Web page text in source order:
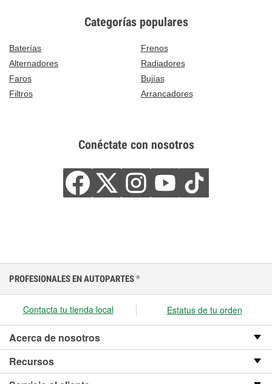
Categorías populares
Baterías
Frenos
Alternadores
Radiadores
Faros
Bujías
Filtros
Arrancadores
Conéctate con nosotros
PROFESIONALES EN AUTOPARTES ®
Contacta tu tienda local Estatus de tu orden
Acerca de nosotros
Recursos